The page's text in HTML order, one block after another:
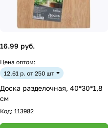
16.99 руб.
Цена оптом:
12.61 р. от 250 шт
Доска разделочная, 40*30*1,8
см
Код: 113982